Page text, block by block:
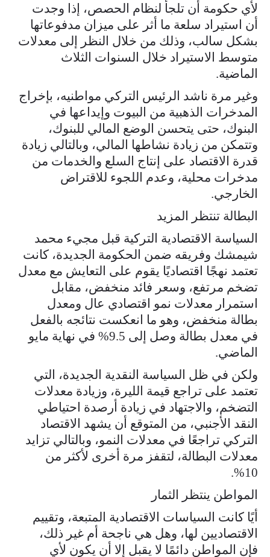
لأي حكومة أن تلجأ لنظام الحصص، إذا وجدت
أن استيراد سلعة ما أثر على ميزان مدفوعاتها
بشكل سالب، وذلك من خلال النظر إلى معدلات
متوسط الاستيراد خلال السنوات الثلاث
الماضية.
وغير مرة ناشد الرئيس التركي مواطنيه، بإخراج
المدخرات الذهبية من البيوت وإيداعها في
البنوك، حتى يتحسن الوضع المالي للبنوك،
وتتمكن من زيادة نشاطها المالي، وبالتالي زيادة
قدرة الاقتصاد على إنتاج السلع والخدمات من
مدخرات محلية، وعدم اللجوء للاقتراض
الخارجي.
البطالة تنتظر المزيد
السياسة الاقتصادية التركية قبل مجيء محمد
شيمشك وفريقه ضمن الحكومة الجديدة، كانت
تعتمد نهجًا اقتصاديًا يقوم على التعايش مع معدل
تضخم مرتفع، وسعر فائد منخفض، مقابل
استمرار معدلات نمو اقتصادي عال ومعدل
بطالة منخفض، وهو ما انعكست نتائجه بالفعل
في معدل بطالة وصل إلى 9.5% في نهاية مايو
الماضي.
ولكن في ظل السياسة النقدية الجديدة، التي
تعتمد على تراجع قيمة الليرة، وزيادة معدلات
التضخم، والاجتهاد في زيادة أرصدة احتياطي
النقد الأجنبي، من المتوقع أن يشهد الاقتصاد
التركي تراجعًا في معدلات النمو، وبالتالي تزايد
معدلات البطالة، لتقفز مرة أخرى لأكثر من
10%.
المواطن ينتظر الثمار
أيًا كانت السياسات الاقتصادية المتبعة، وتقييم
الاقتصاديين لها، وهل هي ناجحة أم غير ذلك،
فإن المواطن دائمًا لا يقبل إلا أن يكون لأي